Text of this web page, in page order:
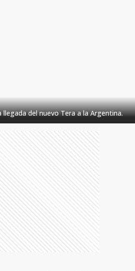
del nuevo Tera a la Argentina.